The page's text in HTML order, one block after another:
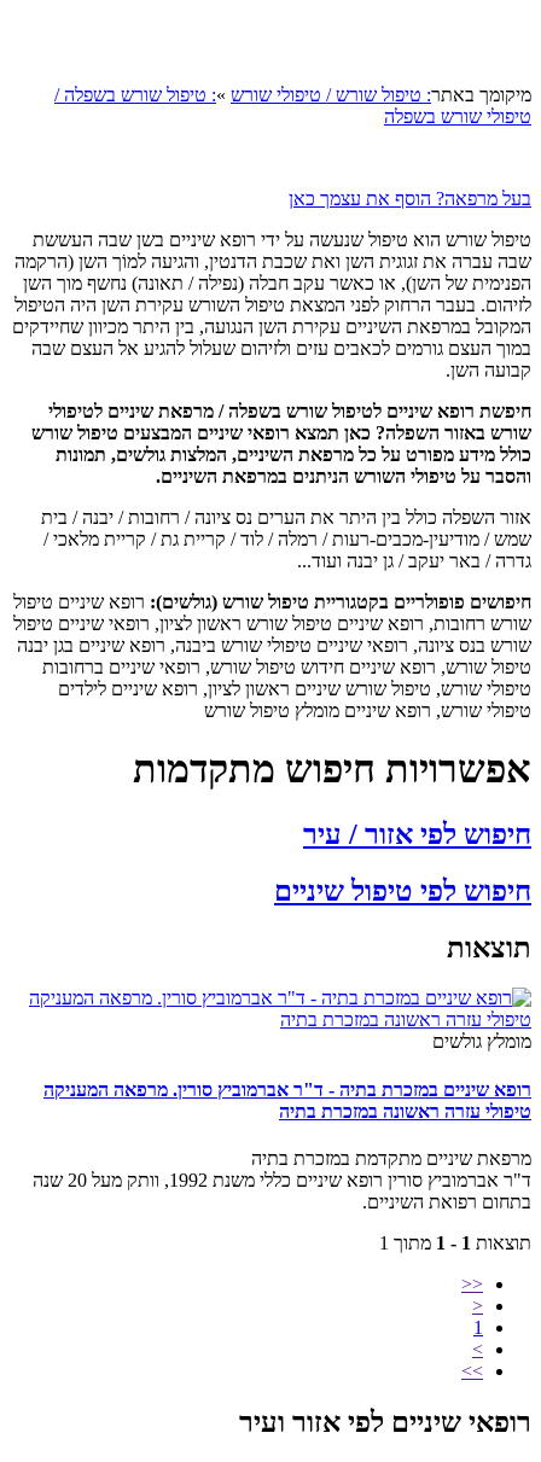
באתר: טיפול שורש / טיפולי שורש»: טיפול שורש בשפלה /
שורש בשפלה
מרפאה? הוסף את עצמך כאן
שורש הוא טיפול שנעשה על ידי רופא שיניים בשן שבה העששת
עברה את זגוגית השן ואת שכבת הדנטין, והגיעה למוֹך השן (הרקמה
של השן), או כאשר עקב חבלה (נפילה / תאונה) נחשף מוך השן
בעבר הרחוק לפני המצאת טיפול השורש עקירת השן היה הטיפול
במרפאת השיניים עקירת השן הנגועה, בין היתר מכיוון שחיידקים
העצם גורמים לכאבים עזים ולזיהום שעלול להגיע אל העצם שבה
השן.
רופא שיניים לטיפול שורש בשפלה / מרפאת שיניים לטיפולי
באזור השפלה? כאן תמצא רופאי שיניים המבצעים טיפול שורש
מידע מפורט על כל מרפאת השיניים, המלצות גולשים, תמונות
על טיפולי השורש הניתנים במרפאת השיניים.
השפלה כולל בין היתר את הערים נס ציונה / רחובות / יבנה / בית
/ מודיעין-מכבים-רעות / רמלה / לוד / קריית גת / קריית מלאכי /
/ באר יעקב / גן יבנה ועוד...
פופולריים בקטגוריית טיפול שורש (גולשים):רופא שיניים טיפול
רחובות, רופא שיניים טיפול שורש ראשון לציון, רופאי שיניים טיפול
בנס ציונה, רופאי שיניים טיפולי שורש ביבנה, רופא שיניים בגן יבנה
שורש, רופא שיניים חידוש טיפול שורש, רופאי שיניים ברחובות
שורש, טיפול שורש שיניים ראשון לציון, רופא שיניים לילדים
שורש, רופא שיניים מומלץ טיפול שורש
חיפוש מתקדמות
לפי אזור / עיר
לפי טיפול שיניים
גולשים
שיניים במזכרת בתיה - ד"ר אברמוביץ סורין. מרפאה המעניקה
עזרה ראשונה במזכרת בתיה
שיניים מתקדמת במזכרת בתיה
ד"ר אברמוביץ סורין רופא שיניים כללי משנת 1992, וותק מעל 20 שנה
רפואת השיניים.
1 - 1
מתוך 1
<<
<
1
>
>>
שיניים לפי אזור ועיר